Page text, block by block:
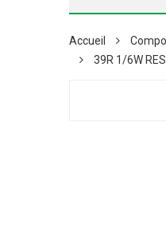
Accueil
39R 1/6W